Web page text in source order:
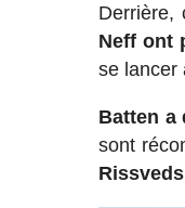
Derrière,
Neff ont
se lancer
Batten a
sont